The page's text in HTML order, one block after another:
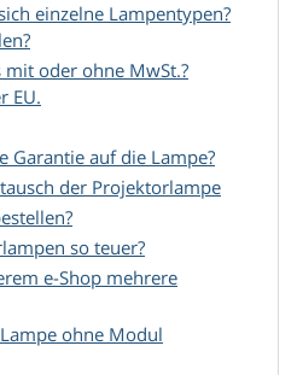
einzelne Lampentypen?
oder ohne MwSt.?
EU.
Garantie auf die Lampe?
der Projektorlampe
so teuer?
e-Shop mehrere
ohne Modul